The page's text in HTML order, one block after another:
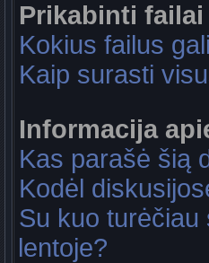
Prikabinti failai
Kokius failus
Kaip surasti
Informacija
Kas parašė šią
Kodėl
Su kuo turėčiau
lentoje?